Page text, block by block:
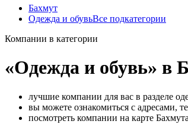
Бахмут
Одежда и обувьВсе подкатегории
Компании в категории
«Одежда и обувь» в
лучшие компании для вас в разделе
вы можете ознакомиться с адресами,
посмотреть компании на карте